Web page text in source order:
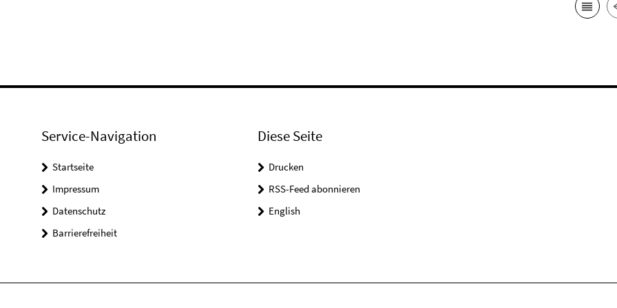
Service-Navigation
Startseite
Impressum
Datenschutz
Barrierefreiheit
Diese Seite
Drucken
RSS-Feed abonnieren
English